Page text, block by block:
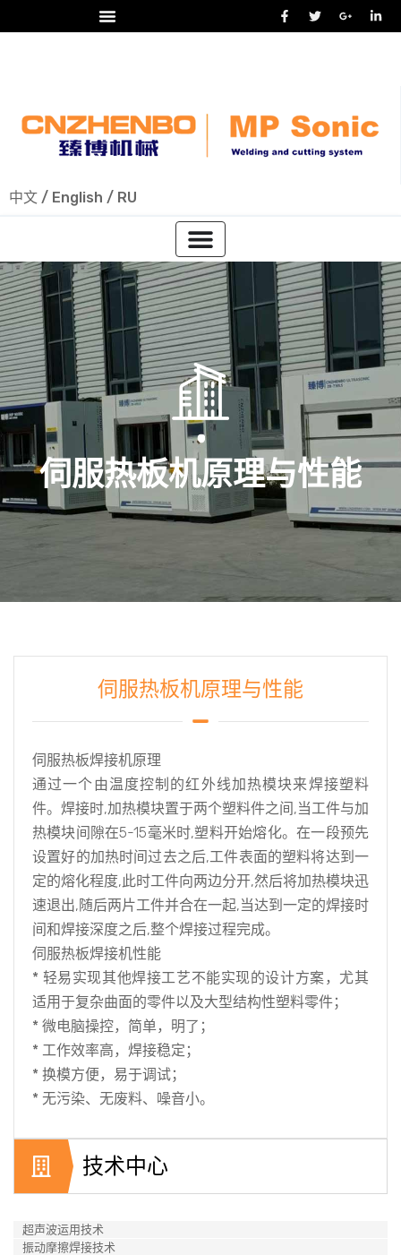
中文 / English / RU
伺服热板机原理与性能
技术中心
超声波运用技术
振动摩擦焊接技术
伺服热板机原理与性能
伺服热板焊接机原理
通过一个由温度控制的红外线加热模块来焊接塑料
件。焊接时,加热模块置于两个塑料件之间,当工件与加
热模块间隙在5-15毫米时,塑料开始熔化。在一段预先
设置好的加热时间过去之后,工件表面的塑料将达到一
定的熔化程度,此时工件向两边分开,然后将加热模块迅
速退出,随后两片工件并合在一起,当达到一定的焊接时
间和焊接深度之后,整个焊接过程完成。
伺服热板焊接机性能
* 轻易实现其他焊接工艺不能实现的设计方案，尤其
适用于复杂曲面的零件以及大型结构性塑料零件；
* 微电脑操控，简单，明了；
* 工作效率高，焊接稳定；
* 换模方便，易于调试；
* 无污染、无废料、噪音小。